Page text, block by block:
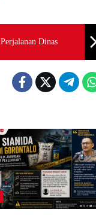
Dinas